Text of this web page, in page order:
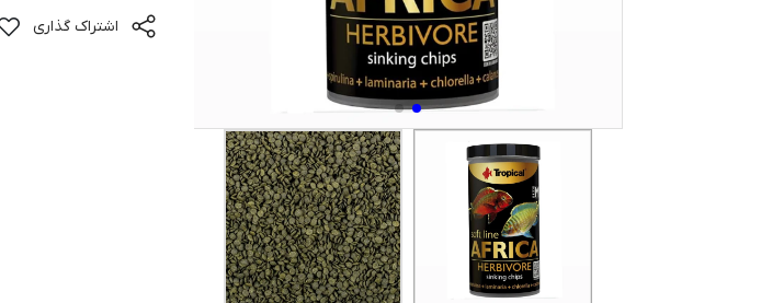
اشتراک گذاری